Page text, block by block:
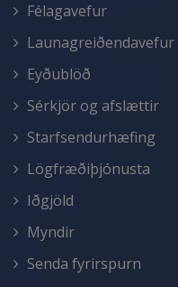
Félagavefur
Launagreiðendavefur
Eyðublöð
Sérkjör og afslættir
Starfsendurhæfing
Lögfræðiþjónusta
Iðgjöld
Myndir
Senda fyrirspurn